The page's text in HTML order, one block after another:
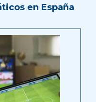
en España